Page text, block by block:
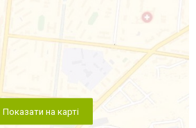
Показати на карті